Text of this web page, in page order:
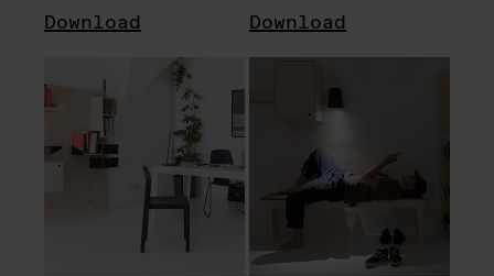
Download Download